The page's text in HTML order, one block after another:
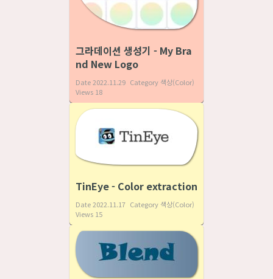
그라데이션 생성기 - My Bra
nd New Logo
Date2022.11.29 Category 색상(Color)
Views 18
TinEye - Color extraction
Date2022.11.17 Category 색상(Color)
Views 15